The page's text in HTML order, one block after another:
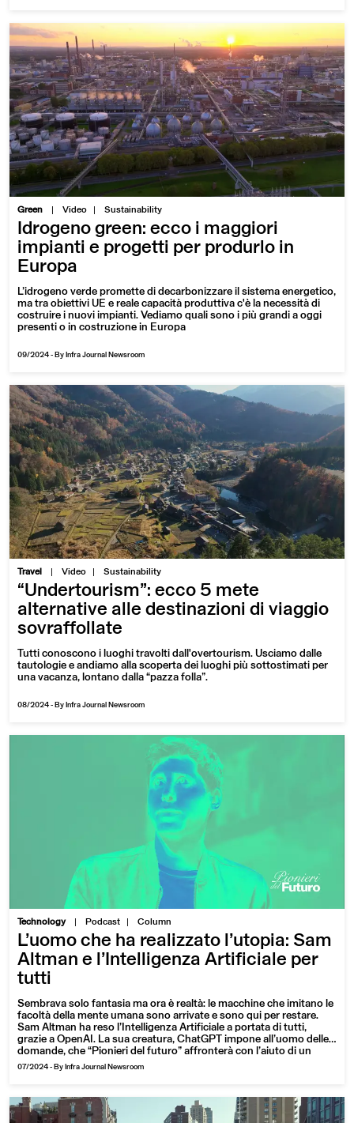
Green | Video Sustainability
Idrogeno green: ecco i maggiori
impianti e progetti per produrlo in
Europa
L’idrogeno verde promette di decarbonizzare il sistema energetico,
ma tra obiettivi UE e reale capacità produttiva c'è la necessità di
costruire i nuovi impianti. Vediamo quali sono i più grandi a oggi
presenti o in costruzione in Europa
09/2024 - By Infra Journal Newsroom
Travel | Video Sustainability
“Undertourism”: ecco 5 mete
alternative alle destinazioni di viaggio
sovraffollate
Tutti conoscono i luoghi travolti dall'overtourism. Usciamo dalle
tautologie e andiamo alla scoperta dei luoghi più sottostimati per
una vacanza, lontano dalla “pazza folla”.
08/2024 - By Infra Journal Newsroom
Technology | Podcast Column
L’uomo che ha realizzato l’utopia: Sam
Altman e l’Intelligenza Artificiale per
tutti
Sembrava solo fantasia ma ora è realtà: le macchine che imitano le
facoltà della mente umana sono arrivate e sono qui per restare.
Sam Altman ha reso l’Intelligenza Artificiale a portata di tutti,
grazie a OpenAI. La sua creatura, ChatGPT impone all’uomo delle
domande, che “Pionieri del futuro” affronterà con l’aiuto di un
neuroscienziato e di un ospite del tutto… inatteso.
07/2024 - By Infra Journal Newsroom